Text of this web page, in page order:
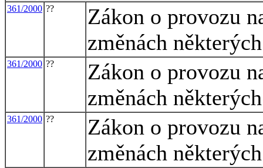
361/2000 ??
Zákon o provozu
změnách
361/2000 ??
Zákon o provozu
změnách
361/2000 ??
Zákon o provozu
změnách